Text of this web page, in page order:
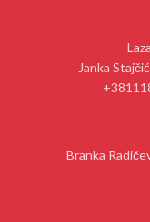
Janka
Branka